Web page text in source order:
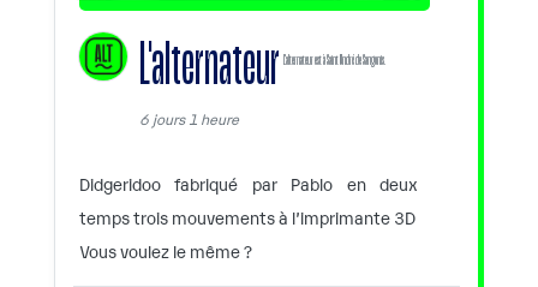
L'alternateur L'alternateur est à Saint André de Sangonis.
6 jours 1 heure
Didgeridoo fabriqué par Pablo en deux
temps trois mouvements à l’imprimante 3D
Vous voulez le même ?